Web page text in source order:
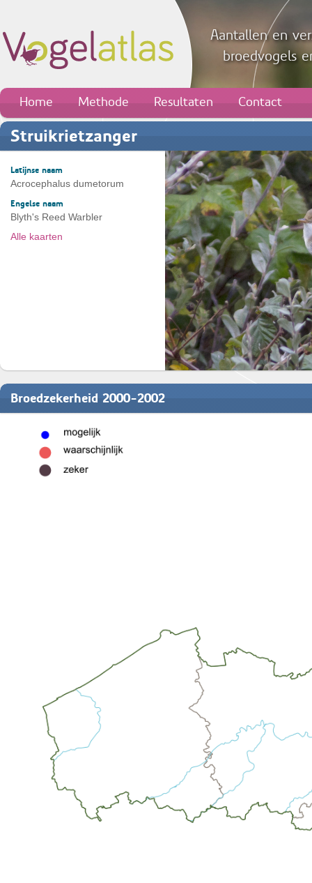
Aantallen en
broedvogels
Home Methode Resultaten Contact
Struikrietzanger
Latijnse naam
Acrocephalus dumetorum
Engelse naam
Blyth's Reed Warbler
Alle kaarten
Broedzekerheid 2000-2002